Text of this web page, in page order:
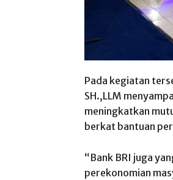
Pada kegiatan
SH.,LLM
meningkatkan
berkat bantuan
“Bank BRI juga
perekonomian